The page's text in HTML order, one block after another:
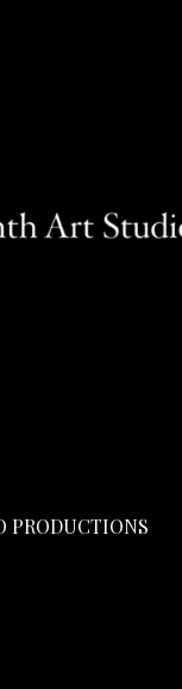
PRODUCTIONS